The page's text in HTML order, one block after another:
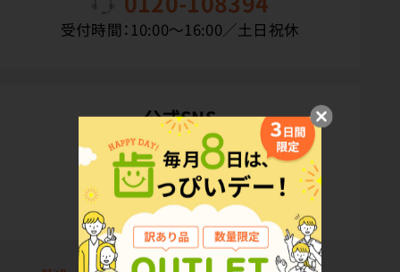
受付時間：10:00〜16:00／土日祝休
公式SNS